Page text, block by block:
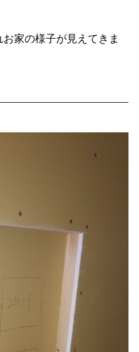
家の様子が見えてきま